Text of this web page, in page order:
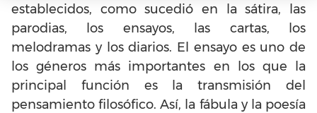
establecidos, como sucedió en la sátira, las
parodias, los ensayos, las cartas, los
melodramas y los diarios. El ensayo es uno de
los géneros más importantes en los que la
principal función es la transmisión del
pensamiento filosófico. Así, la fábula y la poesía